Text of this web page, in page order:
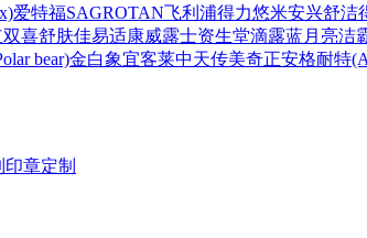
爱特福SAGROTAN飞利浦得力悠米安兴舒洁
双喜舒肤佳易适康威露士资生堂滴露蓝月亮洁
bear)金白象宜客莱中天传美奇正安格耐特
印章定制